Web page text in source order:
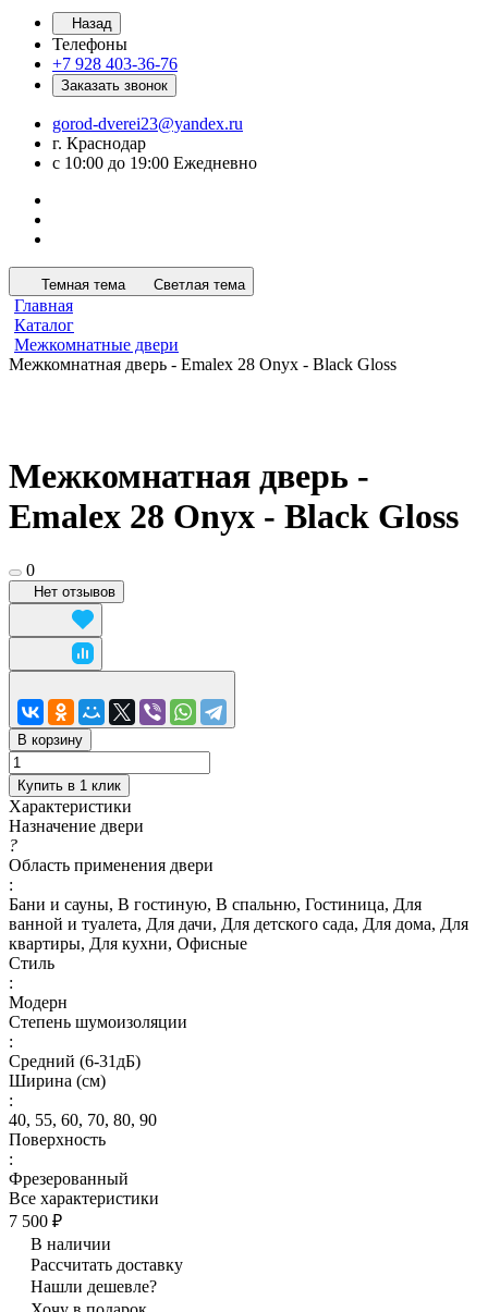
Назад
Телефоны
+7 928 403-36-76
Заказать звонок
gorod-dverei23@yandex.ru
г. Краснодар
с 10:00 до 19:00 Ежедневно
Темная тема Светлая тема
Главная
Каталог
Межкомнатные двери
Межкомнатная дверь - Emalex 28 Onyx - Black Gloss
Межкомнатная дверь -
Emalex 28 Onyx - Black Gloss
0
Нет отзывов
В корзину
Купить в 1 клик
Характеристики
Назначение двери
?
Область применения двери
:
Бани и сауны, В гостиную, В спальню, Гостиница, Для
ванной и туалета, Для дачи, Для детского сада, Для дома, Для
квартиры, Для кухни, Офисные
Стиль
:
Модерн
Степень шумоизоляции
:
Средний (6-31дБ)
Ширина (см)
:
40, 55, 60, 70, 80, 90
Поверхность
:
Фрезерованный
Все характеристики
7 500 ₽
В наличии
Рассчитать доставку
Нашли дешевле?